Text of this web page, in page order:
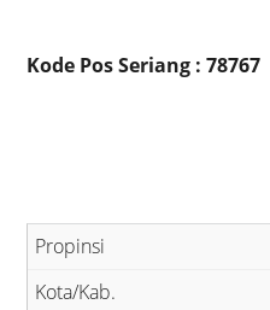
Kode Pos Seriang : 78767